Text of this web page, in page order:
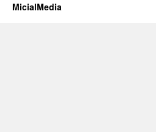
MicialMedia